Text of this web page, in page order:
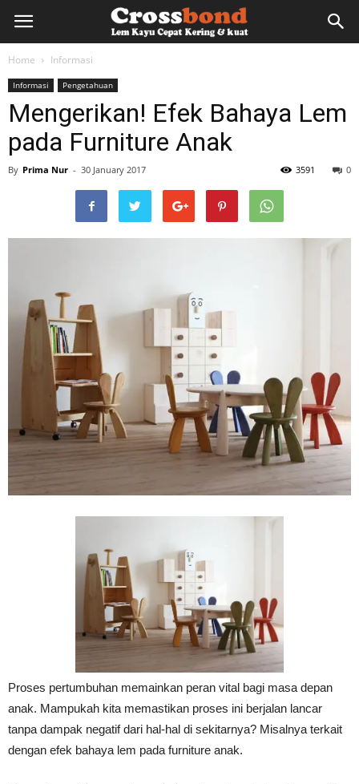
lemkayu.net
Lem
Kertas,
Cepat
Tahan
Home Informasi
Informasi Pengetahuan
Mengerikan! Efek Bahaya Lem
pada Furniture Anak
By Prima Nur - 30 January 2017 0
3591
Proses pertumbuhan memainkan peran vital bagi masa depan
anak. Mampukah kita memastikan proses ini berjalan lancar
tanpa dampak negatif dari hal-hal di sekitarnya? Misalnya terkait
dengan efek bahaya lem pada furniture anak.